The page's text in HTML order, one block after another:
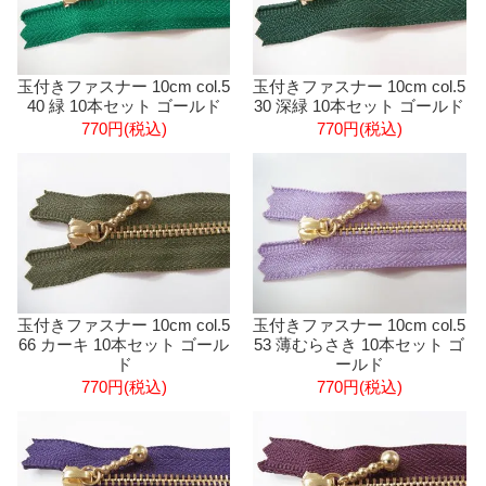
玉付きファスナー 10cm col.5
40 緑 10本セット ゴールド
770円(税込)
玉付きファスナー 10cm col.5
30 深緑 10本セット ゴールド
770円(税込)
玉付きファスナー 10cm col.5
66 カーキ 10本セット ゴール
ド
770円(税込)
玉付きファスナー 10cm col.5
53 薄むらさき 10本セット ゴ
ールド
770円(税込)